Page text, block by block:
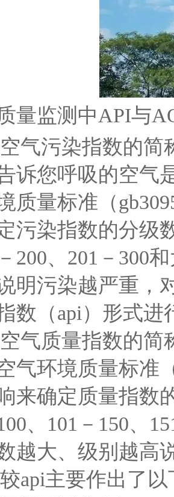
监测中API与
污染指数的简
您呼吸的空气是
质量标准（
污染指数的分级
200、201－300
明污染越严重，
数（api）形式进
质量指数的简
环境质量标准（
来确定质量指数
、101－150、
越大、级别越高
主要作出了以